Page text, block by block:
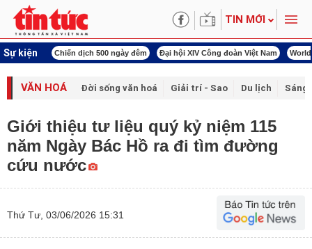
TIN MỚI
Sự kiện
ngày đêm Đại hội XIV Công đoàn Việt Nam World Cup 2026 Kỳ họp thứ
VĂN HOÁ Đời sống văn hoá Giải trí - Sao Du lịch Sáng
Giới thiệu tư liệu quý kỷ niệm 115
năm Ngày Bác Hồ ra đi tìm đường
cứu nước
Thứ Tư, 03/06/2026 15:31